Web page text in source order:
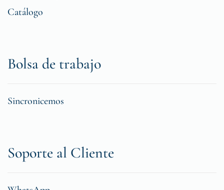
Catálogo
Bolsa de trabajo
Sincronicemos
Soporte al Cliente